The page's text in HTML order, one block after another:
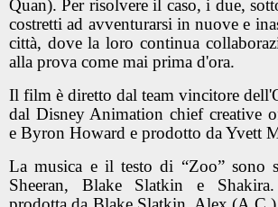
Quan). Per risolvere il caso, i due,
costretti ad avventurarsi in nuove e
città, dove la loro continua
alla prova come mai prima d'ora.
Il film è diretto dal team vincitore
dal Disney Animation chief creative
e Byron Howard e prodotto da Yvett
La musica e il testo di “Zoo” sono
Sheeran, Blake Slatkin e